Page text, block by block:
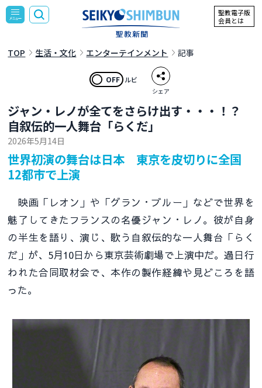
聖教電子版
会員とは
TOP 生活・文化 エンターテインメント 記事
OFF ルビ
シェア
ジャン・レノが全てをさらけ出す・・・！？
自叙伝的一人舞台「らくだ」
2026年5月14日
世界初演の舞台は日本 東京を皮切りに全国
12都市で上演
映画「レオン」や「グラン・ブルー」などで世界を
魅了してきたフランスの名優ジャン・レノ。彼が自身
の半生を語り、演じ、歌う自叙伝的な一人舞台「らく
だ」が、5月10日から東京芸術劇場で上演中だ。過日行
われた合同取材会で、本作の製作経緯や見どころを語
った。